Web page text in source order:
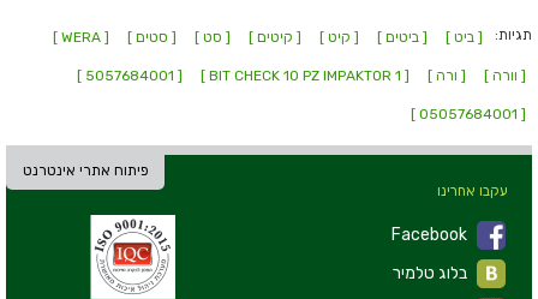
תגיות: [ ביט ] [ ביטים ] [ קיט ] [ קיטים ] [ סט ] [ סטים ] [ WERA ]
[ וורה ] [ ורה ] [ BIT CHECK 10 PZ IMPAKTOR 1 ]
[ 5057684001 ]
[ 05057684001 ]
פיתוח אתרי אינטרנט
עקבו אחרינו
Facebook